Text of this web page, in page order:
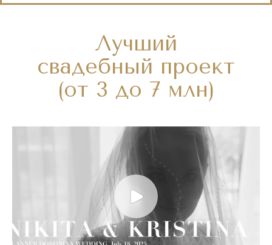
Лучший
свадебный проект
(от 3 до 7 млн)